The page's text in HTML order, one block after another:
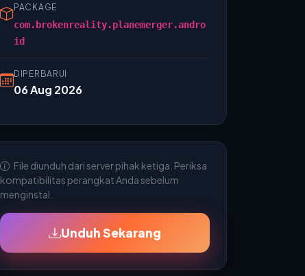
PACKAGE
com.brokenreality.planemerger.andro
id
DIPERBARUI
06 Aug 2026
File diunduh dari server pihak ketiga. Periksa
kompatibilitas perangkat Anda sebelum
menginstal.
Unduh Sekarang